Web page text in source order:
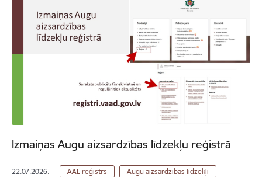
Izmaiņas Augu aizsardzības līdzekļu reģistrā
22.07.2026. AAL reģistrs
Augu aizsardzības līdzekļi